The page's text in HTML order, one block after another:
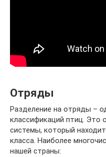
Отряды
Разделение на отряды –
классификаций птиц. Это
системы, который
класса. Наиболее
нашей страны: